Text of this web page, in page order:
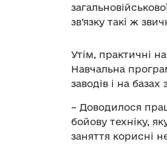
зв’язку такі ж
Утім, практичні
Навчальна
заводів і на базах
– Доводилося
бойову техніку,
заняття корисні